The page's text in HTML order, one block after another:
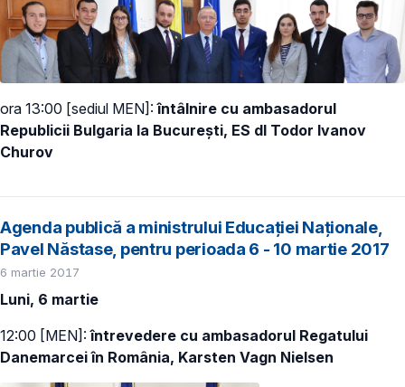
ora 13:00 [sediul MEN]:întâlnire cu ambasadorul
Republicii Bulgaria la București, ES dl Todor Ivanov
Churov
Agenda publică a ministrului Educației Naționale,
Pavel Năstase, pentru perioada 6 - 10 martie 2017
6 martie 2017
Luni, 6 martie
12:00 [MEN]:întrevedere cu ambasadorul Regatului
Danemarcei în România, Karsten Vagn Nielsen